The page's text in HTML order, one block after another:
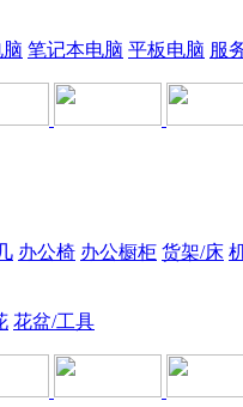
笔记本电脑 平板电脑 服
办公椅 办公橱柜 货架/床
花盆/工具